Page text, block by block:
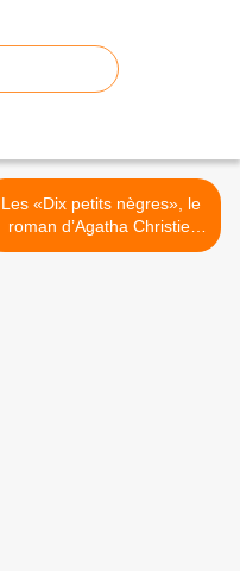
Les «Dix petits nègres», le
roman d’Agatha Christie,
change de nom >